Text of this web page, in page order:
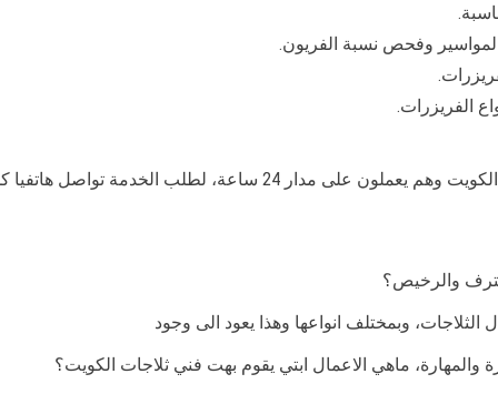
وفحص نسبة الفريون.
الفريزرات.
تواصل هاتفيا كما يمكنكم التواصل ايضا مع
والرخيص؟
الثلاجات، وبمختلف انواعها وهذا يعود الى وجود
ماهي الاعمال ابتي يقوم بهت فني ثلاجات الكويت؟